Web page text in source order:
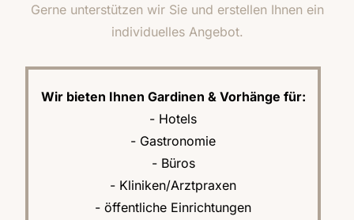
Gerne unterstützen wir Sie und erstellen Ihnen ein
individuelles Angebot.
Wir bieten Ihnen Gardinen & Vorhänge für:
- Hotels
- Gastronomie
- Büros
- Kliniken/Arztpraxen
- öffentliche Einrichtungen